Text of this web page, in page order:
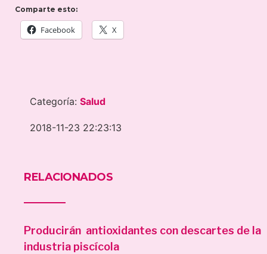
Comparte esto:
Facebook X
Categoría: Salud
2018-11-23 22:23:13
RELACIONADOS
Producirán antioxidantes con descartes de la
industria piscícola